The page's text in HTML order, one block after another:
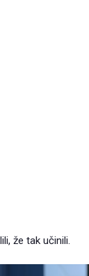
že tak učinili.